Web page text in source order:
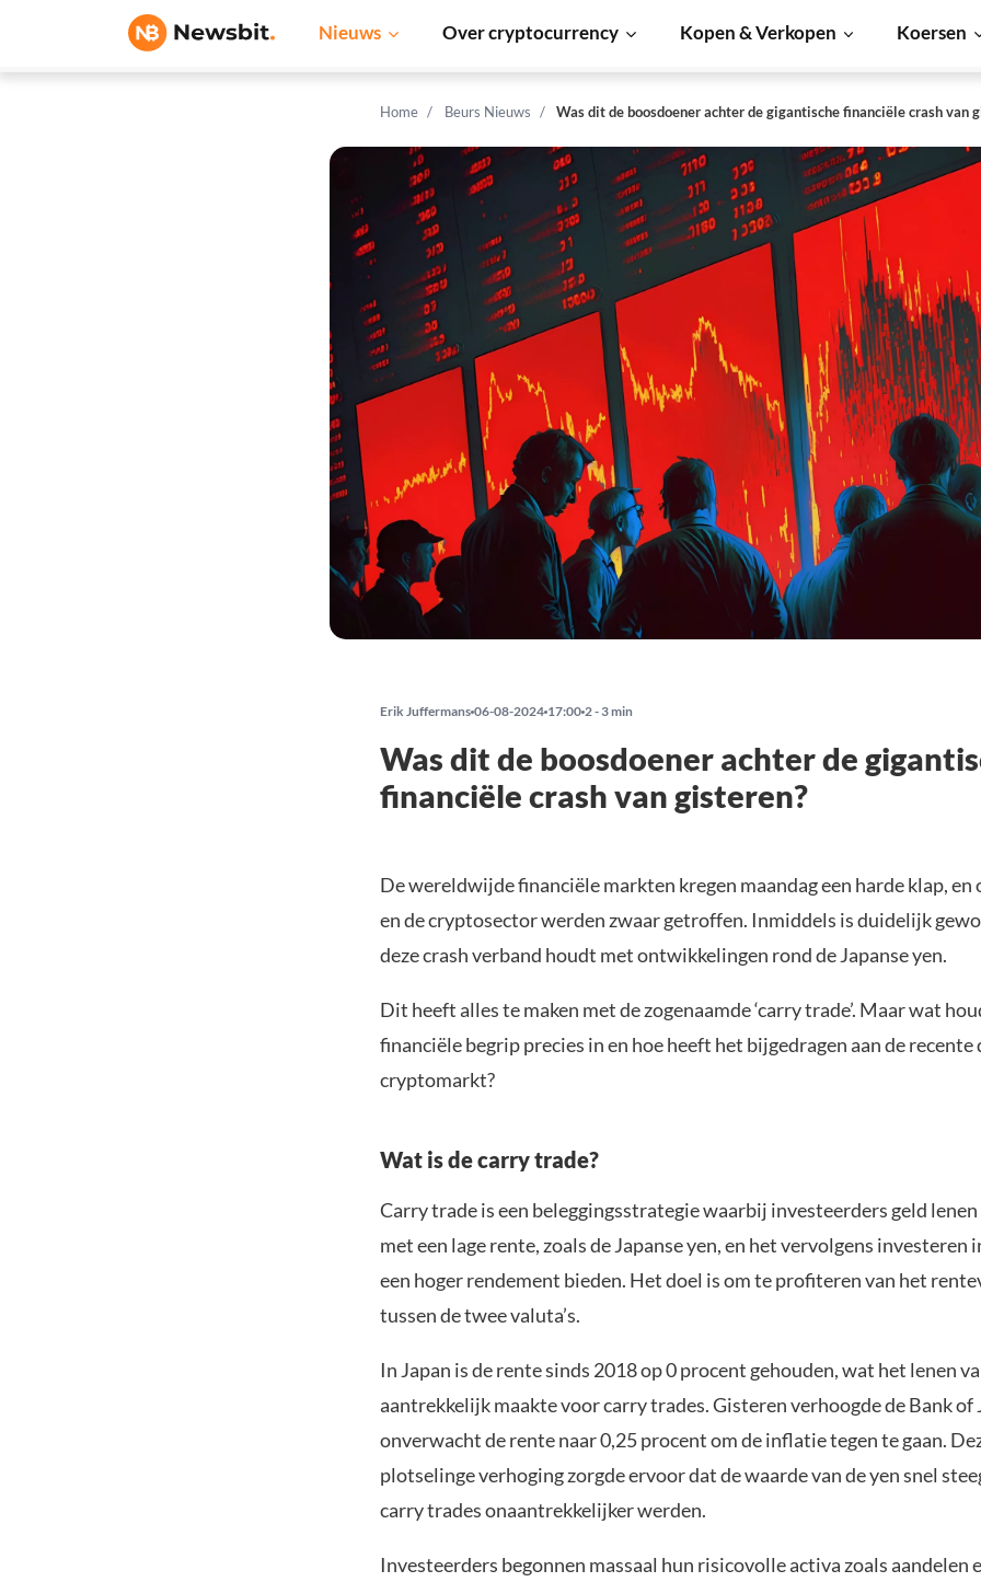
Nieuws Over cryptocurrency Kopen & Verkopen Koersen
Home Beurs Nieuws Was dit de boosdoener achter de gigantische financiële crash van
Erik Juffermans 06-08-2024 17:00 2 - 3 min
Was dit de boosdoener achter de
financiële crash van gisteren?
De wereldwijde financiële markten kregen maandag een harde klap, en
en de cryptosector werden zwaar getroffen. Inmiddels is duidelijk
deze crash verband houdt met ontwikkelingen rond de Japanse yen.
Dit heeft alles te maken met de zogenaamde ‘carry trade’. Maar wat
financiële begrip precies in en hoe heeft het bijgedragen aan de recente
cryptomarkt?
Wat is de carry trade?
Carry trade is een beleggingsstrategie waarbij investeerders geld
met een lage rente, zoals de Japanse yen, en het vervolgens investeren
een hoger rendement bieden. Het doel is om te profiteren van het
tussen de twee valuta’s.
In Japan is de rente sinds 2018 op 0 procent gehouden, wat het lenen
aantrekkelijk maakte voor carry trades. Gisteren verhoogde de Bank of
onverwacht de rente naar 0,25 procent om de inflatie tegen te gaan.
plotselinge verhoging zorgde ervoor dat de waarde van de yen snel
carry trades onaantrekkelijker werden.
Investeerders begonnen massaal hun risicovolle activa zoals aandelen